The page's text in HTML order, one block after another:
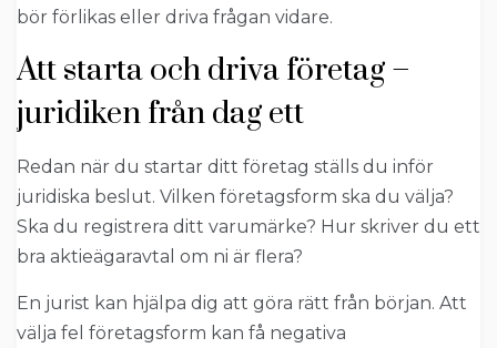
bör förlikas eller driva frågan vidare.
Att starta och driva företag –
juridiken från dag ett
Redan när du startar ditt företag ställs du inför
juridiska beslut. Vilken företagsform ska du välja?
Ska du registrera ditt varumärke? Hur skriver du ett
bra aktieägaravtal om ni är flera?
En jurist kan hjälpa dig att göra rätt från början. Att
välja fel företagsform kan få negativa